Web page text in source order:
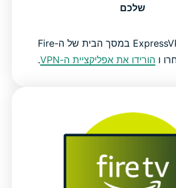
שלכם
חפשו את ExpressVPN במסך הבית של ה-Fire
הורידו את אפליקציית ה-VPN .